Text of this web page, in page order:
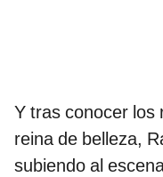
Y tras conocer los
reina de belleza,
subiendo al